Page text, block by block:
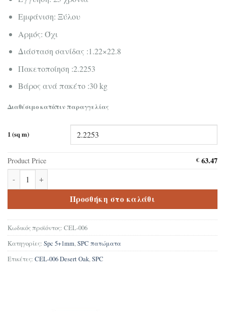
Εμφάνιση: Ξύλου
Αρμός: Όχι
Διάσταση σανίδας :1.22×22.8
Πακετοποίηση :2.2253
Βάρος ανά πακέτο :30 kg
Διαθέσιμο κατόπιν παραγγελίας
1 (sq m)
Product Price €63.47
Δάπεδο Βινυλικό SPC CEL-006 Desert Oak 5+1mm ποσότητα
Προσθήκη στο καλάθι
Κωδικός προϊόντος: CEL-006
Κατηγορίες: Spc 5+1mm,SPC πατώματα
Ετικέτες: CEL-006 Desert Oak,SPC